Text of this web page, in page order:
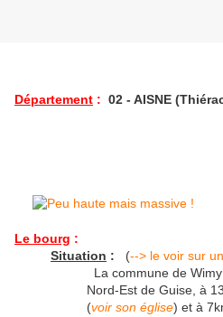
Département : 02 - AISNE
Le bourg :
Situation : (--> le voir sur
La commune de
Nord-Est de Guise, à
(voir son église) et à